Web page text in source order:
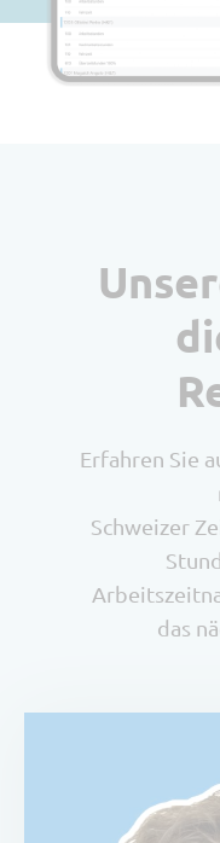
Erfahren Sie
Schweizer
das